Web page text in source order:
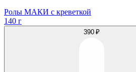
Ролы МАКИ с креветкой
140 г
390 ₽